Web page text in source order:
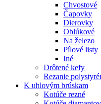
Chvostové
Čapovky
Dierovky
Oblúkové
Na železo
Pílové listy
Iné
Drôtené kefy
Rezanie
K uhlovým brúskam
Kotúče rezné